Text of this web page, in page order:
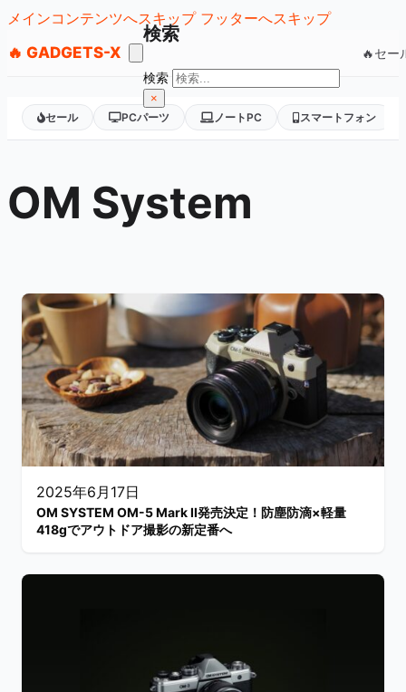
メインコンテンツへスキップ フッターへスキップ
🔥 GADGETS-X
🔥セー
検索
検索
×
セール
PCパーツ ノートPC スマートフォン
OM System
2025年6月17日
OM SYSTEM OM-5 Mark II発売決定！防塵防滴×軽量
418gでアウトドア撮影の新定番へ